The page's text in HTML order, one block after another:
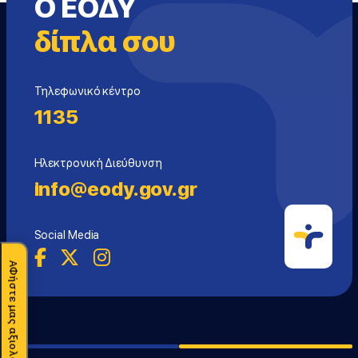
ΑΦήστε μας αξιολόγηση
Ο ΕΟΔΥ
δίπλα σου
Τηλεφωνικό κέντρο
1135
Ηλεκτρονική Διεύθυνση
info@eody.gov.gr
Social Media